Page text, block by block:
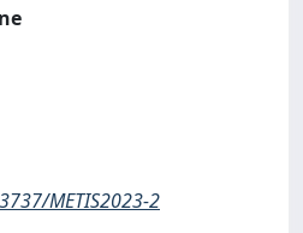
METIS2023-2